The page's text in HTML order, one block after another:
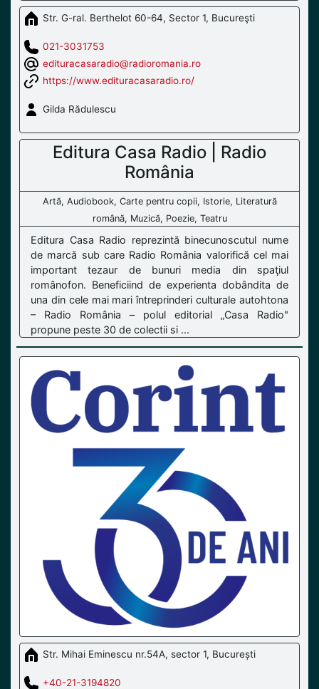
Str. G-ral. Berthelot 60-64, Sector 1, Bucureşti
021-3031753
edituracasaradio@radioromania.ro
https://www.edituracasaradio.ro/
Gilda Rădulescu
Editura Casa Radio | Radio
România
Artă, Audiobook, Carte pentru copii, Istorie, Literatură
română, Muzică, Poezie, Teatru
Editura Casa Radio reprezintă binecunoscutul nume
de marcă sub care Radio România valorifică cel mai
important tezaur de bunuri media din spaţiul
românofon. Beneficiind de experienta dobândita de
una din cele mai mari întreprinderi culturale autohtona
– Radio România – polul editorial „Casa Radio"
propune peste 30 de colectii si ...
Str. Mihai Eminescu nr.54A, sector 1, București
+40-21-3194820